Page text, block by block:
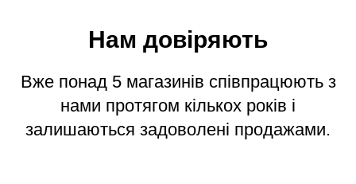
Нам довіряють
Вже понад 5 магазинів співпрацюють з
нами протягом кількох років і
залишаються задоволені продажами.